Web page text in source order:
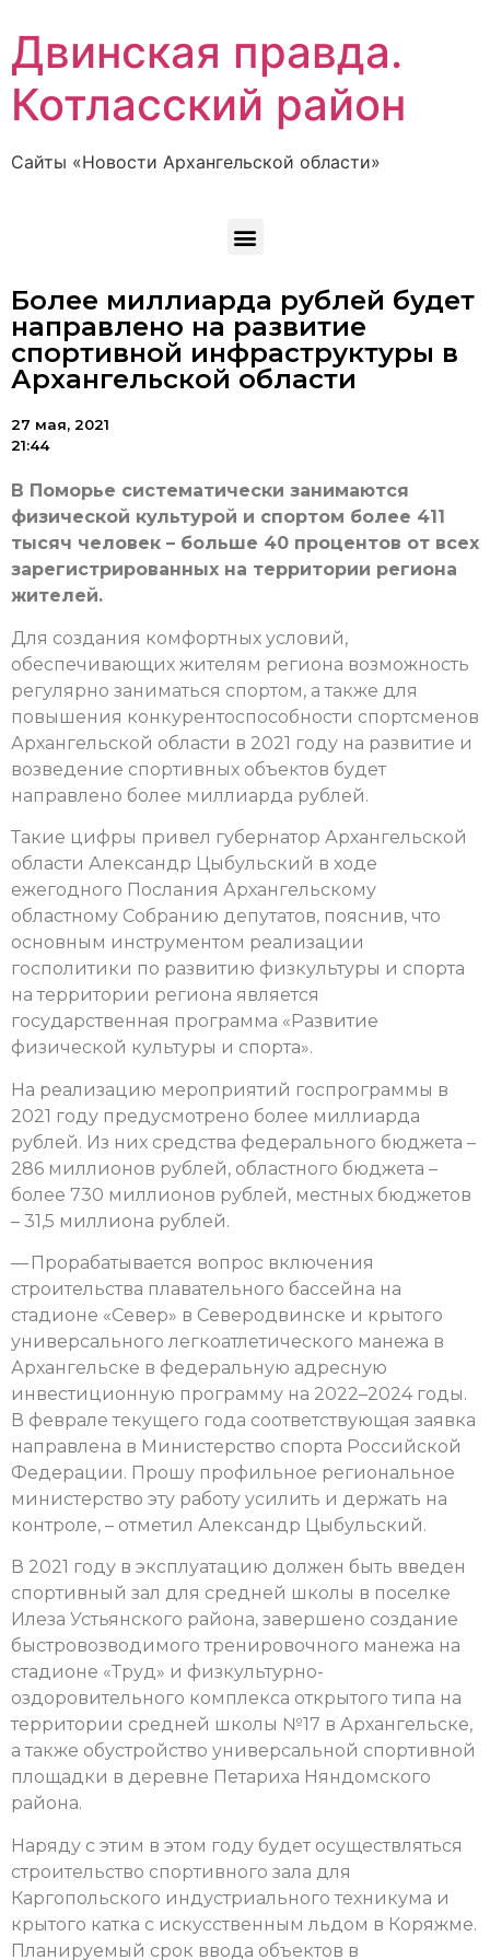
Двинская правда.
Котласский район
Сайты «Новости Архангельской области»
Более миллиарда рублей будет
направлено на развитие
спортивной инфраструктуры в
Архангельской области
27 мая, 2021
21:44
В Поморье систематически занимаются
физической культурой и спортом более 411
тысяч человек – больше 40 процентов от всех
зарегистрированных на территории региона
жителей.
Для создания комфортных условий,
обеспечивающих жителям региона возможность
регулярно заниматься спортом, а также для
повышения конкурентоспособности спортсменов
Архангельской области в 2021 году на развитие и
возведение спортивных объектов будет
направлено более миллиарда рублей.
Такие цифры привел губернатор Архангельской
области Александр Цыбульский в ходе
ежегодного Послания Архангельскому
областному Собранию депутатов, пояснив, что
основным инструментом реализации
госполитики по развитию физкультуры и спорта
на территории региона является
государственная программа «Развитие
физической культуры и спорта».
На реализацию мероприятий госпрограммы в
2021 году предусмотрено более миллиарда
рублей. Из них средства федерального бюджета –
286 миллионов рублей, областного бюджета –
более 730 миллионов рублей, местных бюджетов
– 31,5 миллиона рублей.
— Прорабатывается вопрос включения
строительства плавательного бассейна на
стадионе «Север» в Северодвинске и крытого
универсального легкоатлетического манежа в
Архангельске в федеральную адресную
инвестиционную программу на 2022–2024 годы.
В феврале текущего года соответствующая заявка
направлена в Министерство спорта Российской
Федерации. Прошу профильное региональное
министерство эту работу усилить и держать на
контроле, – отметил Александр Цыбульский.
В 2021 году в эксплуатацию должен быть введен
спортивный зал для средней школы в поселке
Илеза Устьянского района, завершено создание
быстровозводимого тренировочного манежа на
стадионе «Труд» и физкультурно-
оздоровительного комплекса открытого типа на
территории средней школы №17 в Архангельске,
а также обустройство универсальной спортивной
площадки в деревне Петариха Няндомского
района.
Наряду с этим в этом году будет осуществляться
строительство спортивного зала для
Каргопольского индустриального техникума и
крытого катка с искусственным льдом в Коряжме.
Планируемый срок ввода объектов в